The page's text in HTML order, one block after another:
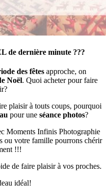
de dernière minute ???
des fêtesapproche, on
Noël. Quoi acheter pour faire
plaisir à touts coups, pourquoi
pour une séance photos?
Moments Infinis Photographie
ou votre famille pourrons chérir
!!!
de faire plaisir à vos proches.
idéal!